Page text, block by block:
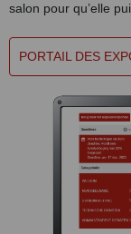
salon pour qu’elle
PORTAIL DES